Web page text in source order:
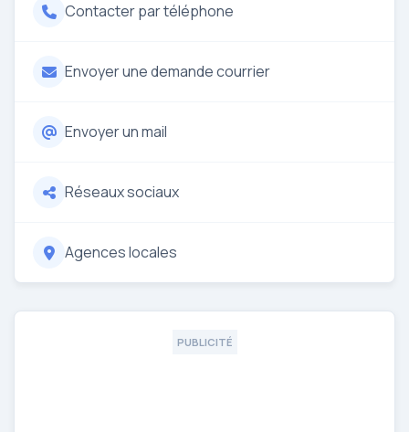
Contacter par téléphone
Envoyer une demande courrier
Envoyer un mail
Réseaux sociaux
Agences locales
PUBLICITÉ